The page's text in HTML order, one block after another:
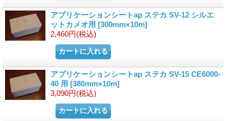
アプリケーションシートap ステカ SV-12 シルエ
ットカメオ用 [300mm×10m]
2,460円(税込)
アプリケーションシートap ステカ SV-15 CE6000-
40 用 [380mm×10m]
3,090円(税込)